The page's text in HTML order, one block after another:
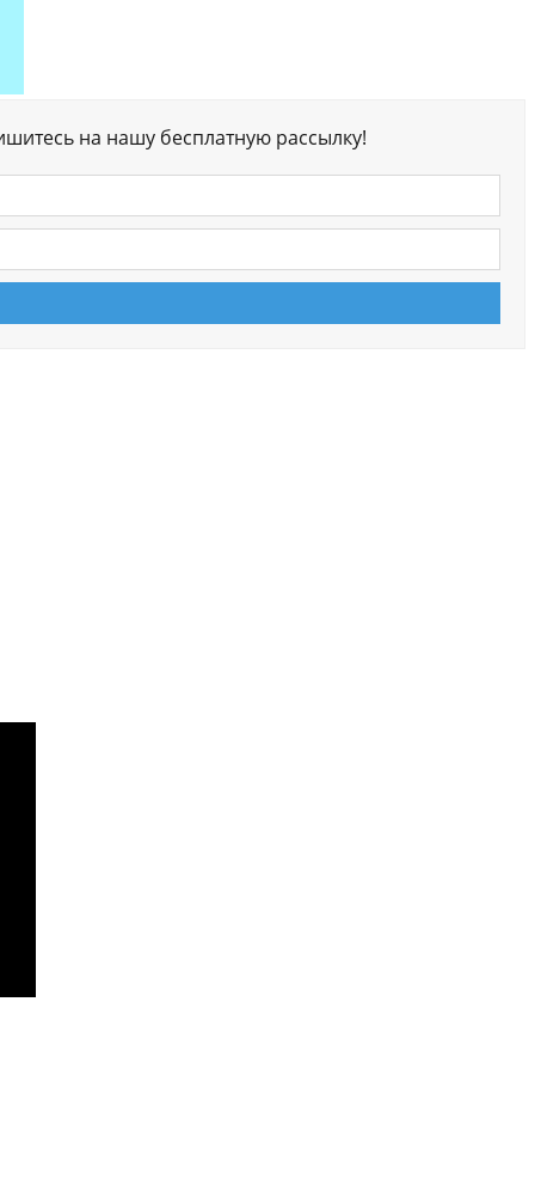
на нашу бесплатную рассылку!